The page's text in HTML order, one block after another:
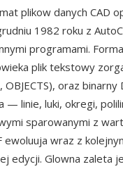
plikow danych CAD
1982 roku z
programami.
plik tekstowy
OBJECTS), oraz
— linie, luki, okregi,
sparowanymi z
wraz z
edycji. Glowna zaleta